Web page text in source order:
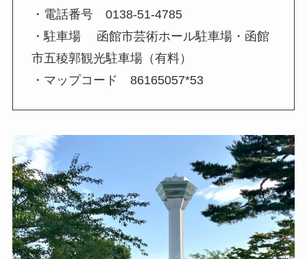
・電話番号 0138-51-4785
・駐車場 函館市芸術ホール駐車場・函館
市五稜郭観光駐車場（有料）
・マップコード 86165057*53